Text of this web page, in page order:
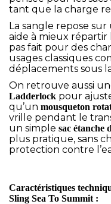
tant que la charge
La sangle repose sur
aide à mieux répartir
pas fait pour des
usages classiques
déplacements sous
On retrouve aussi
Ladderlock pour
qu’un mousqueton
vrille pendant le
un simple sac étanche
plus pratique, sans
protection contre
Caractéristiques
Sling Sea To Summit :